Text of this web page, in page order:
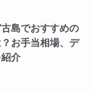
島でおすすめの
お手当相場、デ
介